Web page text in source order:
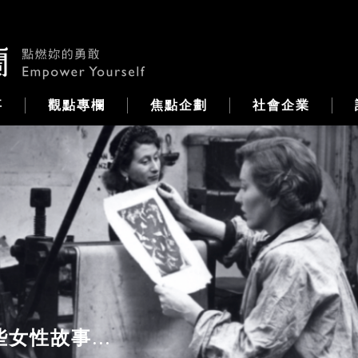
觀點專欄 焦點企劃 社會企業
木蘭選片